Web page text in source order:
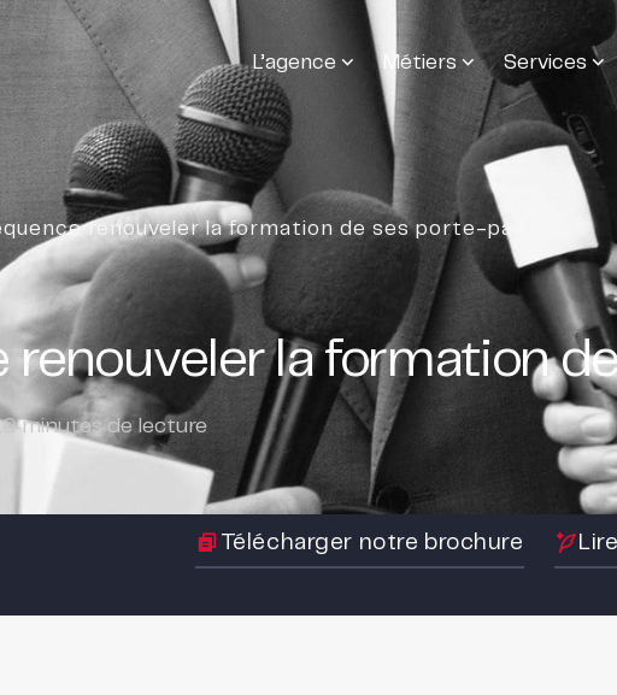
L’agence Métiers Services
renouveler la formation de ses porte-parole ?
renouveler la formation
minutes de lecture
Télécharger notre brochure